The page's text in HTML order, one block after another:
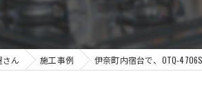
ん 施工事例 伊奈町内宿台で、OTQ-